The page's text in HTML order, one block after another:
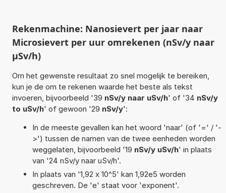
Rekenmachine: Nanosievert per jaar naar
Microsievert per uur omrekenen (nSv/y naar
µSv/h)
Om het gewenste resultaat zo snel mogelijk te bereiken,
kun je de om te rekenen waarde het beste als tekst
invoeren, bijvoorbeeld '39 nSv/y naar uSv/h' of '34 nSv/y
to uSv/h' of gewoon '29 nSv/y':
In de meeste gevallen kan het woord 'naar' (of '=' / '-
>') tussen de namen van de twee eenheden worden
weggelaten, bijvoorbeeld '19 nSv/y uSv/h' in plaats
van '24 nSv/y naar uSv/h'.
In plaats van '1,92 x 10^5' kan 1,92e5 worden
geschreven. De 'e' staat voor 'exponent'.